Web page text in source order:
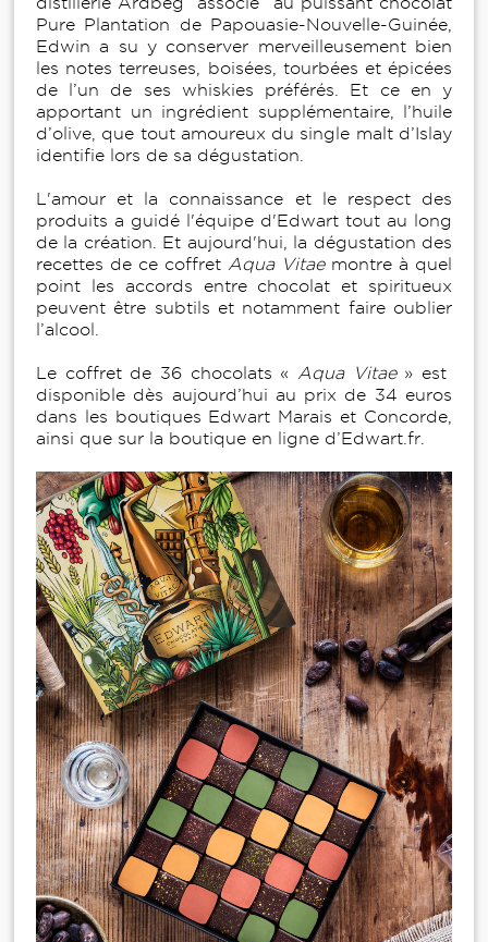
Pure Plantation de Papouasie-Nouvelle-Guinée,
Edwin a su y conserver merveilleusement bien
les notes terreuses, boisées, tourbées et épicées
de l’un de ses whiskies préférés. Et ce en y
apportant un ingrédient supplémentaire, l’huile
d’olive, que tout amoureux du single malt d’Islay
identifie lors de sa dégustation.
L'amour et la connaissance et le respect des
produits a guidé l'équipe d'Edwart tout au long
de la création. Et aujourd'hui, la dégustation des
recettes de ce coffret Aqua Vitaemontre à quel
point les accords entre chocolat et spiritueux
peuvent être subtils et notamment faire oublier
l’alcool.
Le coffret de 36 chocolats « Aqua Vitae» est
disponible dès aujourd’hui au prix de 34 euros
dans les boutiques Edwart Marais et Concorde,
ainsi que sur la boutique en ligne d’Edwart.fr.